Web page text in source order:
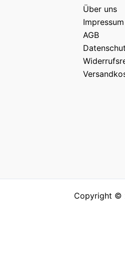
Über uns
Impressum
AGB
Copyright ©